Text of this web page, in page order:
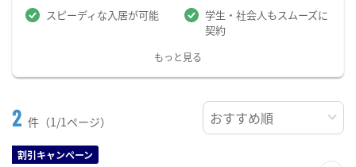
スピーディな入居が可能
学生・社会人もスムーズに
契約
もっと見る
2 件（1/1ページ）
割引キャンペーン